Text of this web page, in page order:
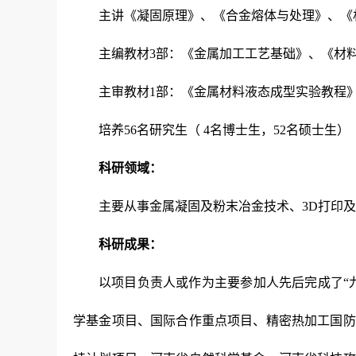
主讲《凝固原理》、《合金熔体与处理》、
主编教材3部：《金属加工工艺基础》、《材
主审教材1部：《金属材料液态成型实验教程
培养56名研究生（ 4名博士生， 52名硕士生）
科研领域：
主要从事金属凝固及粉末冶金技术、 3D打印
科研成果：
以项目负责人或作为主要参加人先后完成了
学基金项目、国际合作重点项目、精密热加工国